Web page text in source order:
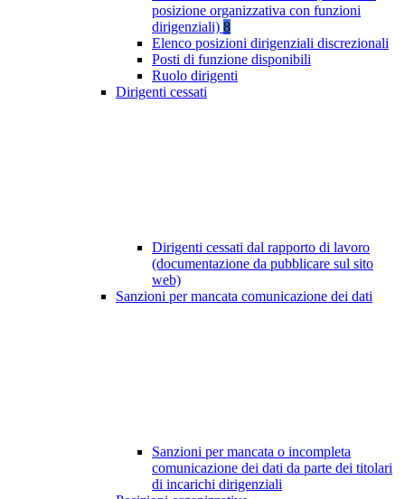
posizione organizzativa con funzioni
dirigenziali) 8
Elenco posizioni dirigenziali discrezionali
Posti di funzione disponibili
Ruolo dirigenti
Dirigenti cessati
Dirigenti cessati dal rapporto di lavoro
(documentazione da pubblicare sul sito
web)
Sanzioni per mancata comunicazione dei dati
Sanzioni per mancata o incompleta
comunicazione dei dati da parte dei titolari
di incarichi dirigenziali